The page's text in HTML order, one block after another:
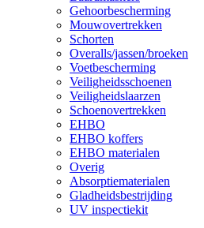
Gehoorbescherming
Mouwovertrekken
Schorten
Overalls/jassen/broeken
Voetbescherming
Veiligheidsschoenen
Veiligheidslaarzen
Schoenovertrekken
EHBO
EHBO koffers
EHBO materialen
Overig
Absorptiematerialen
Gladheidsbestrijding
UV inspectiekit